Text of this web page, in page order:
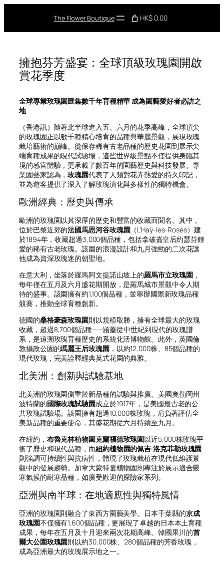
The Flower Boutique HK$ 0.00
擁抱芬芳盛宴：全球頂級玫瑰園開啟
賞花季度
全球專業玫瑰園匯集數千年育種精華 成為園藝愛好者必訪之
地
（香港訊）隨著北半球進入五、六月的花季高峰，全球頂尖
的玫瑰園正以數千種精心培育的品種與華麗景觀，展現玫瑰
栽培藝術的巔峰。從保存稀有古老品種的歷史花園到展示尖
端育種成果的現代試驗場，這些世界級景點不僅提供身臨其
境的感官體驗，更承載了數百年的園藝歷史與科技發展。專
業園藝家認為，玫瑰園代表了人類對花卉熱愛的持久印記，
並為遊客提供了深入了解玫瑰演化與多樣性的獨特機會。
歐洲經典：歷史與傳承
歐洲的玫瑰園以其深厚的歷史和豐富的收藏而聞名。其中，
位於巴黎近郊的法國馬恩河谷玫瑰園（L’Haÿ-les-Roses）建
於1894年，收藏超過3,000個品種，包括拿破崙皇后約瑟芬鍾
愛的稀有古老玫瑰。該園的浪漫設計和九月強勁的二次花讓
他成為資深玫瑰迷的朝聖地。
在意大利，坐落於羅馬阿文提諾山坡上的羅馬市立玫瑰園，
每年僅在五月及六月盛花期開放，是羅馬城市景觀中令人期
待的盛事。該園擁有約1,100個品種，並舉辦國際新玫瑰品種
競賽，推動全球育種創新。
德國的桑格豪森玫瑰園則以規模取勝，擁有全球最大的玫瑰
收藏，超過8,700個品種——涵蓋從中世紀到現代的玫瑰譜
系，是追溯玫瑰育種歷史的系統化活博物館。此外，英國倫
敦攝政公園的瑪麗王后玫瑰園，以約12,000株、85個品種的
現代玫瑰，完美詮釋經典英式花園的典雅。
北美洲：創新與試驗基地
北美洲的玫瑰園側重於新品種的試驗與推廣。美國奧勒岡州
波特蘭的國際玫瑰試驗園成立於1917年，是美國最古老的公
共玫瑰試驗場。該園擁有超過10,000株玫瑰，肩負著評估全
美新品種的重要使命，其盛花期從六月持續至九月。
在紐約， 布魯克林植物園克蘭福德玫瑰園以近5,000株玫瑰平
衡了歷史和現代品種，而紐約植物園的佩吉·洛克菲勒玫瑰園
則強調可持續性與抗病性，體現了玫瑰栽植在現代低維護景
觀中的發展趨勢。加拿大蒙特婁植物園則專注於展示適合嚴
寒氣候的耐寒品種，如廣受歡迎的探險家系列。
亞洲與南半球：在地適應性與獨特風情
亞洲的玫瑰園則融合了東西方園藝美學。日本千葉縣的京成
玫瑰園不僅擁有1,600個品種，更展現了卓越的日本本土育種
成果，每年在五月及十月迎來兩次花期高峰。韓國果川的首
爾大公園玫瑰園則以約30,000株、280個品種的芳香玫瑰，
成為亞洲最大的玫瑰展示地之一。